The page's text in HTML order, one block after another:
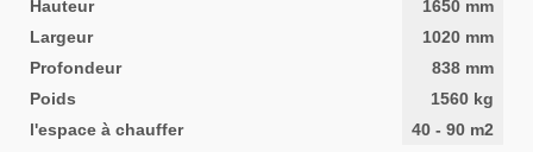
Hauteur 1650 mm
Largeur
1020 mm
Profondeur
838 mm
Poids
1560 kg
l'espace à chauffer
40 - 90 m2